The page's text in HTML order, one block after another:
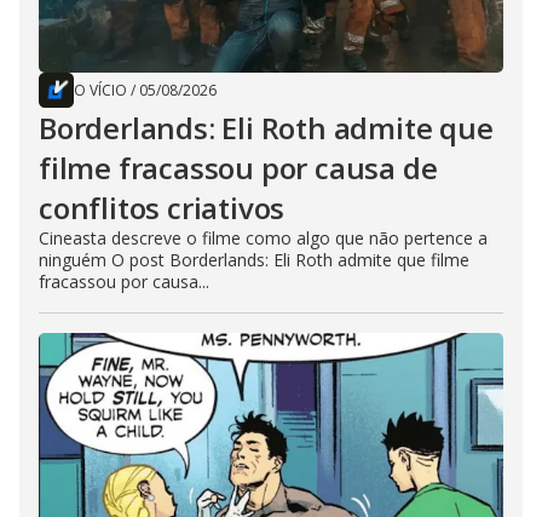
O VÍCIO / 05/08/2026
Borderlands: Eli Roth admite que
filme fracassou por causa de
conflitos criativos
Cineasta descreve o filme como algo que não pertence a
ninguém O post Borderlands: Eli Roth admite que filme
fracassou por causa...